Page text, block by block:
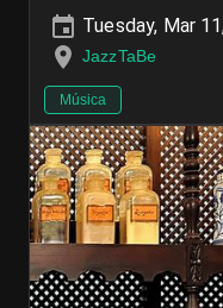
Tuesday, Mar
JazzTaBe
Música